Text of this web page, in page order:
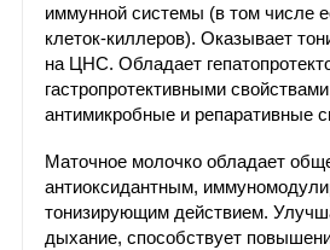
иммунной системы (в том числе
клеток-киллеров). Оказывает
на ЦНС. Обладает
гастропротективными
антимикробные и репаративные
Маточное молочко обладает
антиоксидантным,
тонизирующим действием.
дыхание, способствует